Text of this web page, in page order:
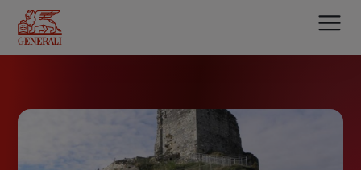
contenu
principal